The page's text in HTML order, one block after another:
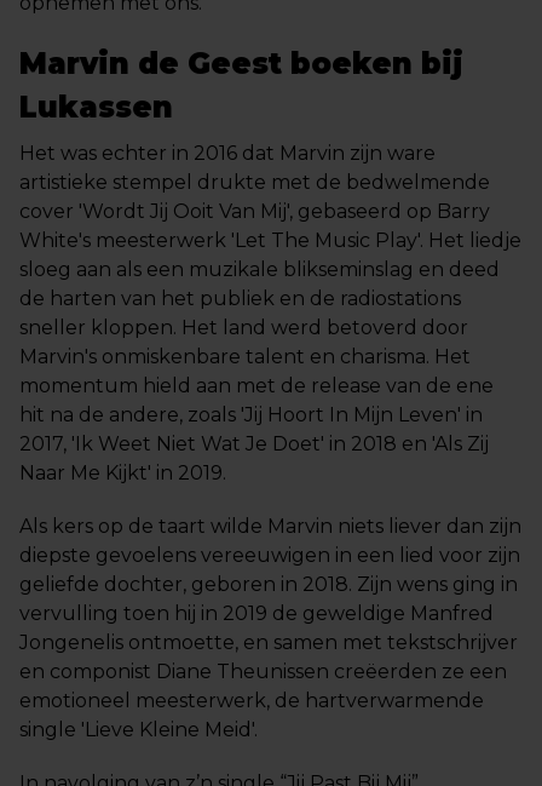
Marvin de Geest boeken bij
Lukassen
Het was echter in 2016 dat Marvin zijn ware
artistieke stempel drukte met de bedwelmende
cover 'Wordt Jij Ooit Van Mij', gebaseerd op Barry
White's meesterwerk 'Let The Music Play'. Het liedje
sloeg aan als een muzikale blikseminslag en deed
de harten van het publiek en de radiostations
sneller kloppen. Het land werd betoverd door
Marvin's onmiskenbare talent en charisma. Het
momentum hield aan met de release van de ene
hit na de andere, zoals 'Jij Hoort In Mijn Leven' in
2017, 'Ik Weet Niet Wat Je Doet' in 2018 en 'Als Zij
Naar Me Kijkt' in 2019.
Als kers op de taart wilde Marvin niets liever dan zijn
diepste gevoelens vereeuwigen in een lied voor zijn
geliefde dochter, geboren in 2018. Zijn wens ging in
vervulling toen hij in 2019 de geweldige Manfred
Jongenelis ontmoette, en samen met tekstschrijver
en componist Diane Theunissen creëerden ze een
emotioneel meesterwerk, de hartverwarmende
single 'Lieve Kleine Meid'.